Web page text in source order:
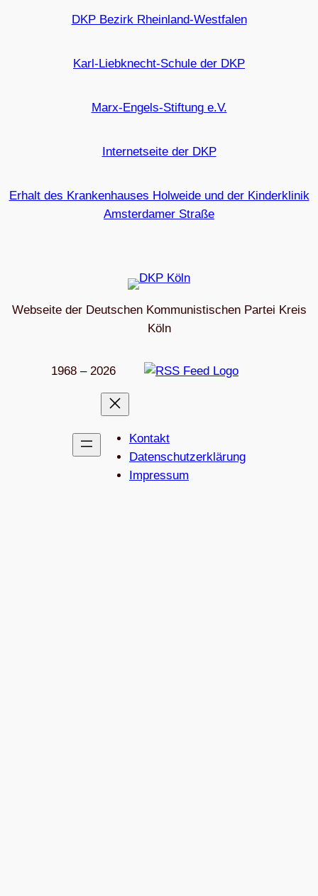
DKP Bezirk Rheinland-Westfalen
Karl-Liebknecht-Schule der DKP
Marx-Engels-Stiftung e.V.
Internetseite der DKP
Erhalt des Krankenhauses Holweide und der Kinderklinik
Amsterdamer Straße
Webseite der Deutschen Kommunistischen Partei Kreis
Köln
1968 – 2026
Kon­takt
Daten­schutz­er­klä­rung
Impres­sum